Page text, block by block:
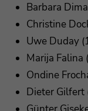
Barbara
Christine
Uwe Duday
Marija Falina
Ondine
Dieter Gilfert